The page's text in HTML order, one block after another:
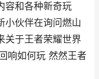
容和各种新奇玩
小伙伴在询问燃山
关于王者荣耀世界
响如何玩 然然王者